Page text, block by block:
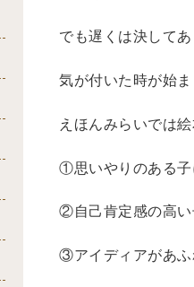
でも遅くは決してあ
気が付いた時が始ま
えほんみらいでは
①思いやりのある子
②自己肯定感の高い
③アイディアがあふ